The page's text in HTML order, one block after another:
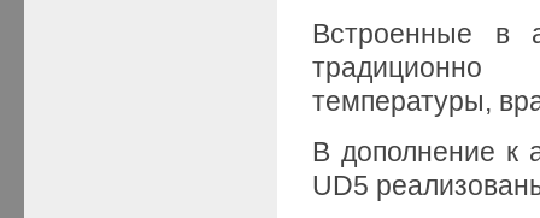
Встроенные в
традиционно
температуры,
В дополнение к
UD5